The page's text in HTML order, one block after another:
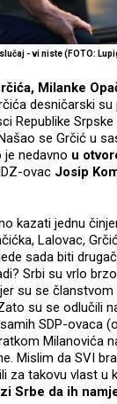
- vi niste (FOTO:
Milanke
desničarski
Republike
se Grčić u
nedavno u
ovac Josip
kazati jednu
Lalovac,
sada biti
Srbi su vrlo
su se članstvom
su se odlučili
SDP-ovaca
Milanovića
Mislim da SVI
za takovu vlast u
Srbe da ih